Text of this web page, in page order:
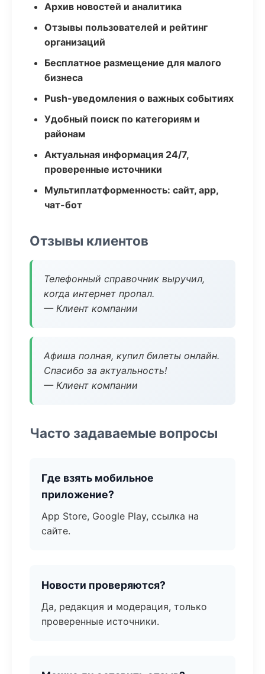
Архив новостей и аналитика
Отзывы пользователей и рейтинг
организаций
Бесплатное размещение для малого
бизнеса
Push-уведомления о важных событиях
Удобный поиск по категориям и
районам
Актуальная информация 24/7,
проверенные источники
Мультиплатформенность: сайт, app,
чат-бот
Отзывы клиентов
Телефонный справочник выручил,
когда интернет пропал.
— Клиент компании
Афиша полная, купил билеты онлайн.
Спасибо за актуальность!
— Клиент компании
Часто задаваемые вопросы
Где взять мобильное
приложение?
App Store, Google Play, ссылка на
сайте.
Новости проверяются?
Да, редакция и модерация, только
проверенные источники.